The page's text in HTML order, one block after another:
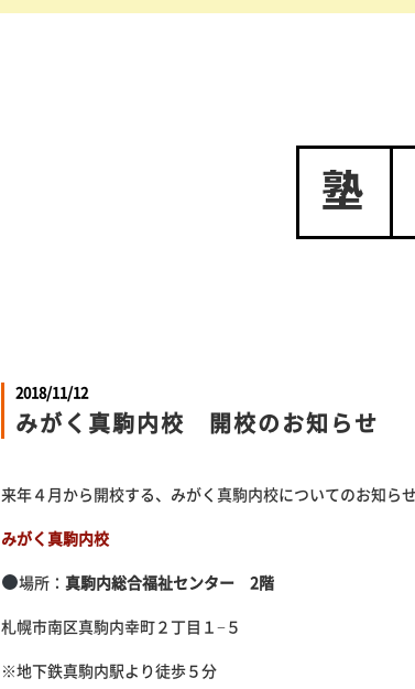
塾
2018/11/12
みがく真駒内校 開校のお知らせ
来年４月から開校する、みがく真駒内校についてのお知らせ
みがく真駒内校
場所： 真駒内総合福祉センター 2階
札幌市南区真駒内幸町２丁目１−５
※地下鉄真駒内駅より徒歩５分